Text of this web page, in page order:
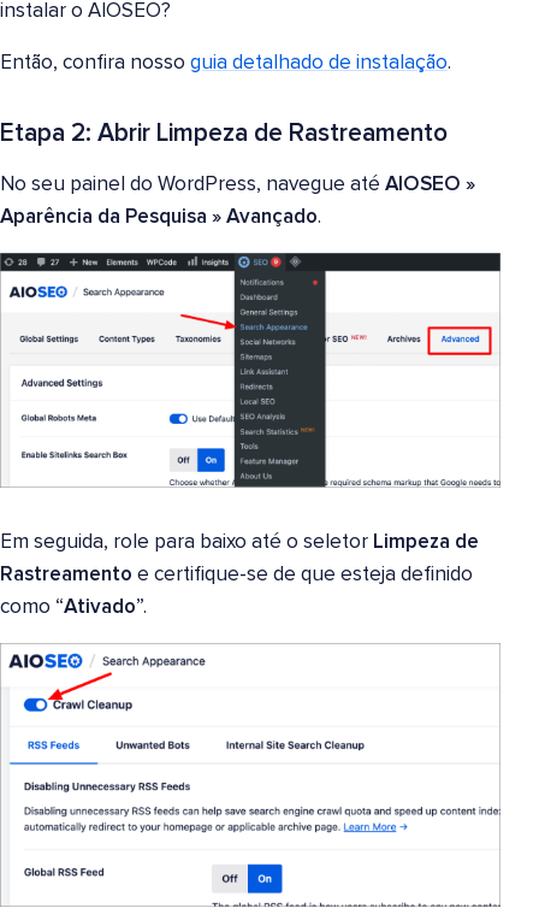
instalar o AIOSEO?
Então, confira nosso guia detalhado de instalação.
Etapa 2: Abrir Limpeza de Rastreamento
No seu painel do WordPress, navegue até AIOSEO »
Aparência da Pesquisa » Avançado.
Em seguida, role para baixo até o seletor Limpeza de
Rastreamento e certifique-se de que esteja definido
como “Ativado”.